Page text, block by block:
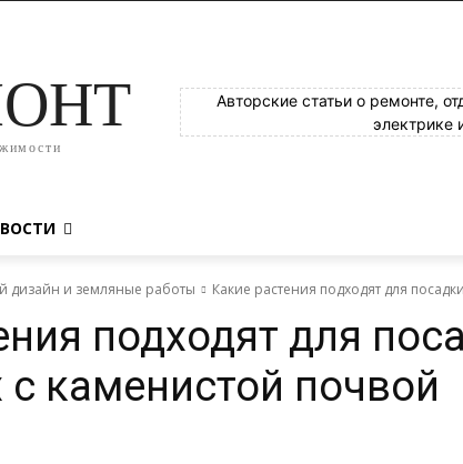
Авторские статьи о ремонте,
электрике
дизайн и земляные работы Какие растения подходят для
подходят для
с каменистой почвой